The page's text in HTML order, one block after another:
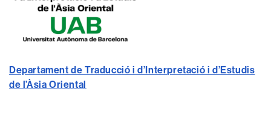
Departament de Traducció i d’Interpretació i d’Estudis
de l’Àsia Oriental